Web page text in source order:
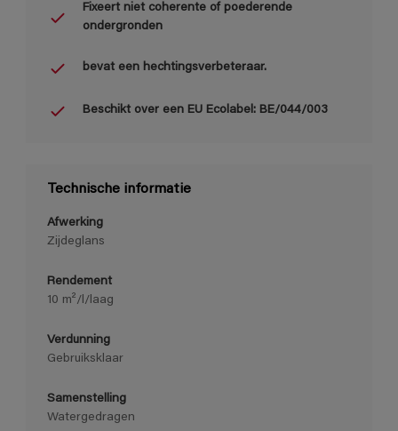
Fixeert niet coherente of poederende
ondergronden
bevat een hechtingsverbeteraar.
Beschikt over een EU Ecolabel: BE/044/003
Technische informatie
Afwerking
Zijdeglans
Rendement
10 m²/l/laag
Verdunning
Gebruiksklaar
Samenstelling
Watergedragen